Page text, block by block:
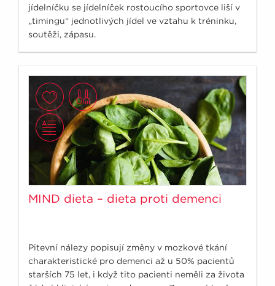
jídelníčku se jídelníček rostoucího sportovce liší v
„timingu“ jednotlivých jídel ve vztahu k tréninku,
soutěži, zápasu.
MIND dieta – dieta proti demenci
Pitevní nálezy popisují změny v mozkové tkání
charakteristické pro demenci až u 50% pacientů
starších 75 let, i když tito pacienti neměli za života